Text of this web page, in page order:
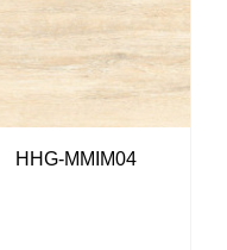
HHG-MMIM04